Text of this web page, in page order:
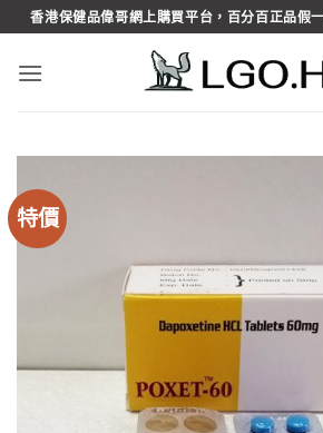
Skip
to
content
香港保健品偉哥網上購買平台，百分百正品假
特價